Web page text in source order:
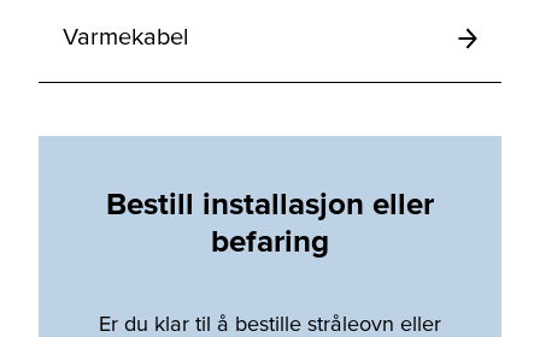
Varmekabel
Bestill installasjon eller
befaring
Er du klar til å bestille stråleovn eller